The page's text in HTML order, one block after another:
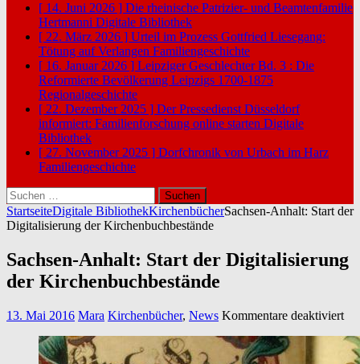
[ 14. Juni 2026 ] Die rheinische Patrizier- und Beamtenfamilie
Hertmanni Digitale Bibliothek
[ 22. März 2026 ] Urteil im Prozess Gottfried Liesegang:
Tötung auf Verlangen Familiengeschichte
[ 16. Januar 2026 ] Leipziger Geschlechter Bd. 3 : Die
Reformierte Bevölkerung Leipzigs 1700-1875
Regionalgeschichte
[ 22. Dezember 2025 ] Der Pressedienst Düsseldorf
informiert: Familienforschung online starten Digitale
Bibliothek
[ 27. November 2025 ] Dorfchronik von Urbach im Harz
Familiengeschichte
Suchen
nach:
StartseiteDigitale BibliothekKirchenbücherSachsen-Anhalt: Start der
Digitalisierung der Kirchenbuchbestände
Sachsen-Anhalt: Start der Digitalisierung
der Kirchenbuchbestände
13. Mai 2016 Mara Kirchenbücher, News Kommentare deaktiviertfür